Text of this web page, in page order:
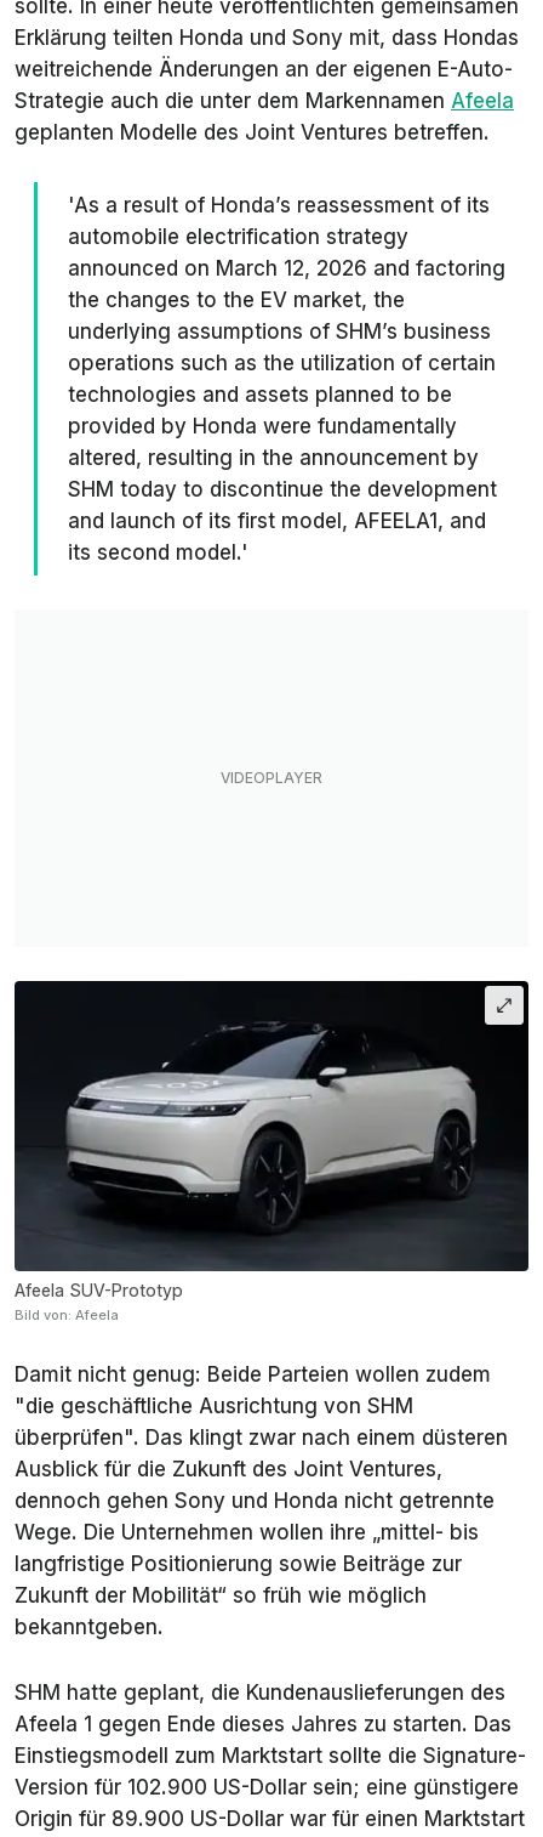
sollte. In einer heute veröffentlichten gemeinsamen
Erklärung teilten Honda und Sony mit, dass Hondas
weitreichende Änderungen an der eigenen E-Auto-
Strategie auch die unter dem Markennamen Afeela
geplanten Modelle des Joint Ventures betreffen.
'As a result of Honda’s reassessment of its
automobile electrification strategy
announced on March 12, 2026 and factoring
the changes to the EV market, the
underlying assumptions of SHM’s business
operations such as the utilization of certain
technologies and assets planned to be
provided by Honda were fundamentally
altered, resulting in the announcement by
SHM today to discontinue the development
and launch of its first model, AFEELA1, and
its second model.'
Afeela SUV-Prototyp
Bild von: Afeela
Damit nicht genug: Beide Parteien wollen zudem
"die geschäftliche Ausrichtung von SHM
überprüfen". Das klingt zwar nach einem düsteren
Ausblick für die Zukunft des Joint Ventures,
dennoch gehen Sony und Honda nicht getrennte
Wege. Die Unternehmen wollen ihre „mittel- bis
langfristige Positionierung sowie Beiträge zur
Zukunft der Mobilität“ so früh wie möglich
bekanntgeben.
SHM hatte geplant, die Kundenauslieferungen des
Afeela 1 gegen Ende dieses Jahres zu starten. Das
Einstiegsmodell zum Marktstart sollte die Signature-
Version für 102.900 US-Dollar sein; eine günstigere
Origin für 89.900 US-Dollar war für einen Marktstart